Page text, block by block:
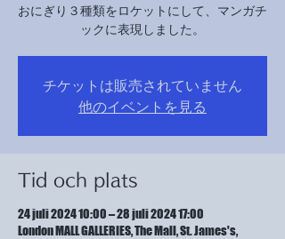
おにぎり３種類をロケットにして、マンガチ
ックに表現しました。
チケットは販売されていません
他のイベントを見る
Tid och plats
24 juli 2024 10:00 – 28 juli 2024 17:00
London MALL GALLERIES, The Mall, St. James's,